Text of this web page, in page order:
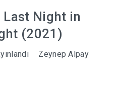
Night in
(2021)
Zeynep Alpay